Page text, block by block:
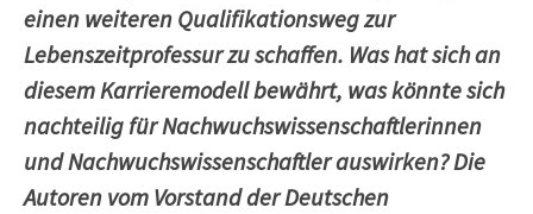
einen weiteren Qualifikationsweg zur
Lebenszeitprofessur zu schaffen. Was hat sich an
diesem Karrieremodell bewährt, was könnte sich
nachteilig für Nachwuchswissenschaftlerinnen
und Nachwuchswissenschaftler auswirken? Die
Autoren vom Vorstand der Deutschen